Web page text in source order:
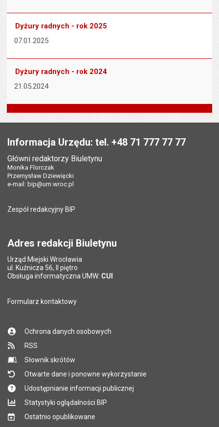
Dyżury radnych - rok 2025
07.01.2025
Dyżury radnych - rok 2024
21.05.2024
Informacja Urzędu: tel. +48 71 777 77 77
Główni redaktorzy Biuletynu
Monika Florczak
Przemysław Dziewięcki
e-mail: bip@um.wroc.pl
Zespół redakcyjny BIP
Adres redakcji Biuletynu
Urząd Miejski Wrocławia
ul. Kuźnicza 56, II piętro
Obsługa informatyczna UMW: CUI
Formularz kontaktowy
Ochrona danych osobowych
RSS
Słownik skrótów
Otwarte dane i ponowne wykorzystanie
Udostępnianie informacji publicznej
Statystyki oglądalności BIP
Ostatnio opublikowane